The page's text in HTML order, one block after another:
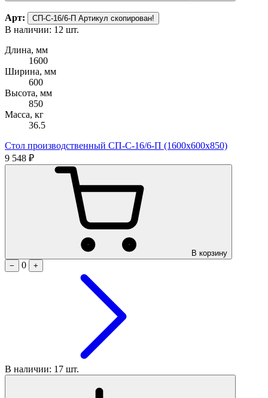
Арт: СП-С-16/6-П Артикул скопирован!
В наличии: 12 шт.
Длина, мм
1600
Ширина, мм
600
Высота, мм
850
Масса, кг
36.5
Стол производственный СП-С-16/6-П (1600х600х850)
9 548 ₽
В корзину
−
0 +
В наличии: 17 шт.